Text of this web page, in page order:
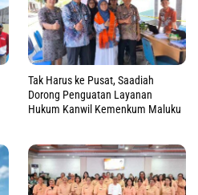
Tak Harus ke Pusat, Saadiah
Dorong Penguatan Layanan
Hukum Kanwil Kemenkum Maluku